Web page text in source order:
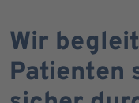
Wir
Patienten